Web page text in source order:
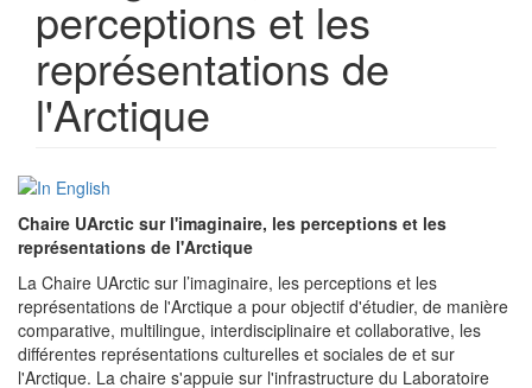
perceptions et les
représentations de
l'Arctique
Chaire UArctic sur l'imaginaire, les perceptions et les
représentations de l'Arctique
La Chaire UArctic sur l’imaginaire, les perceptions et les
représentations de l'Arctique a pour objectif d'étudier, de manière
comparative, multilingue, interdisciplinaire et collaborative, les
différentes représentations culturelles et sociales de et sur
l'Arctique. La chaire s'appuie sur l'infrastructure du Laboratoire